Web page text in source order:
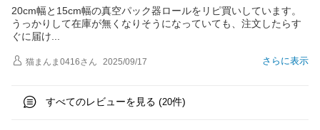
20cm幅と15cm幅の真空パック器ロールをリピ買いしています。
うっかりして在庫が無くなりそうになっていても、注文したらす
ぐに届け
さらに表示
猫まんま0416さん 2025/09/17
すべてのレビューを見る (20件)